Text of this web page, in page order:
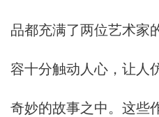
品都充满了两位艺术家
容十分触动人心，让人
奇妙的故事之中。这些